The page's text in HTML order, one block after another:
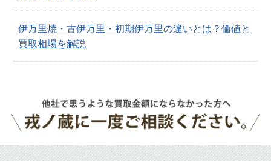
伊万里焼・古伊万里・初期伊万里の違いとは？価値と
買取相場を解説